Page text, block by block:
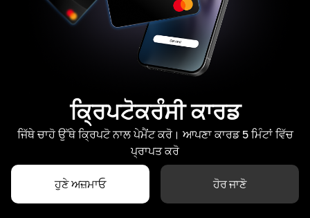
ਕ੍ਰਿਪਟੋਕਰੰਸੀ ਕਾਰਡ
ਜਿੱਥੇ ਚਾਹੋ ਉੱਥੇ ਕ੍ਰਿਪਟੋ ਨਾਲ ਪੇਮੈਂਟ ਕਰੋ। ਆਪਣਾ ਕਾਰਡ 5 ਮਿੰਟਾਂ ਵਿੱਚ
ਪ੍ਰਾਪਤ ਕਰੋ
ਹੁਣੇ ਅਜ਼ਮਾਓ ਹੋਰ ਜਾਣੋ